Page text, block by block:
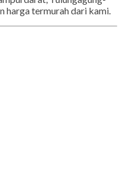
bahan marmer dengan
Tulungagung-
harga termurah dari kami.